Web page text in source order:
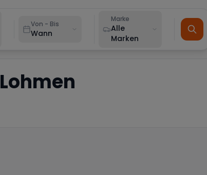
Von - Bis
Wann
Marke
Alle
Marken
Lohmen